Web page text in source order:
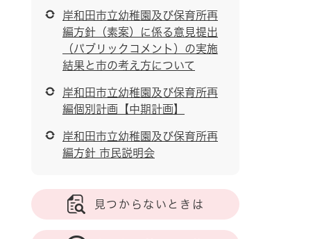
岸和田市立幼稚園及び保育所再
編方針（素案）に係る意見提出
（パブリックコメント）の実施
結果と市の考え方について
岸和田市立幼稚園及び保育所再
編個別計画【中期計画】
岸和田市立幼稚園及び保育所再
編方針 市民説明会
見つからないときは